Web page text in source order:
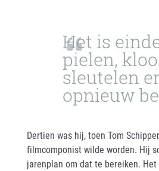
Het is
pielen,
sleutelen
opnieuw
Dertien was hij, toen Tom
filmcomponist wilde worden. Hij
jarenplan om dat te bereiken.